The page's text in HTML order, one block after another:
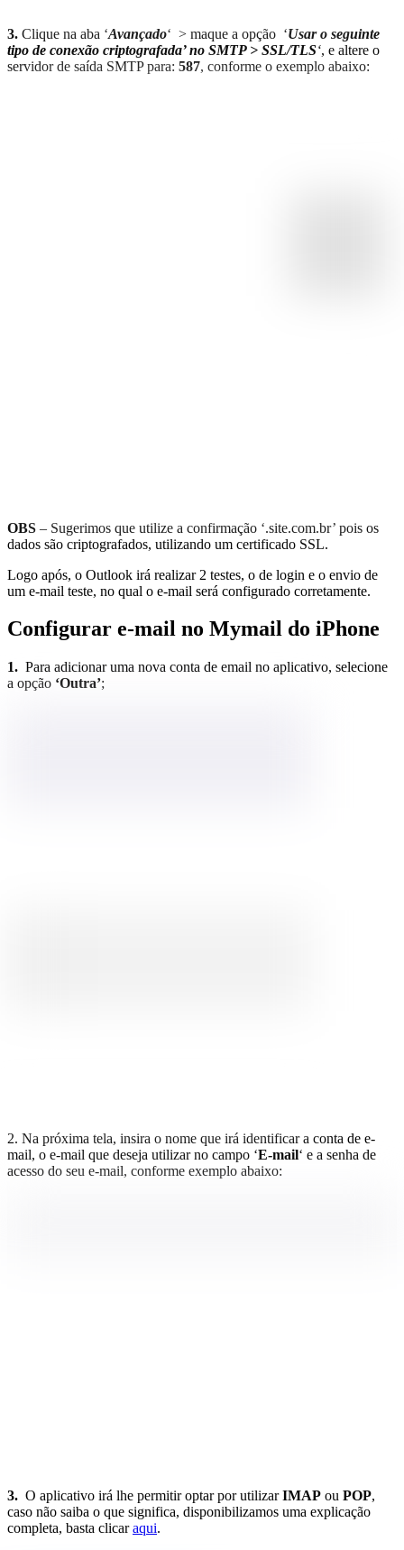
3. Clique na aba ‘Avançado‘ > maque a opção ‘Usar o seguinte
tipo de conexão criptografada’ no SMTP > SSL/TLS‘, e altere o
servidor de saída SMTP para: 587, conforme o exemplo abaixo:
OBS – Sugerimos que utilize a confirmação ‘.site.com.br’ pois os
dados são criptografados, utilizando um certificado SSL.
Logo após, o Outlook irá realizar 2 testes, o de login e o envio de
um e-mail teste, no qual o e-mail será configurado corretamente.
Configurar e-mail no Mymail do iPhone
1. Para adicionar uma nova conta de email no aplicativo, selecione
a opção ‘Outra’;
2. Na próxima tela, insira o nome que irá identificar a conta de e-
mail, o e-mail que deseja utilizar no campo ‘E-mail‘ e a senha de
acesso do seu e-mail, conforme exemplo abaixo:
3. O aplicativo irá lhe permitir optar por utilizarIMAP ou POP,
caso não saiba o que significa, disponibilizamos uma explicação
completa, basta clicaraqui.